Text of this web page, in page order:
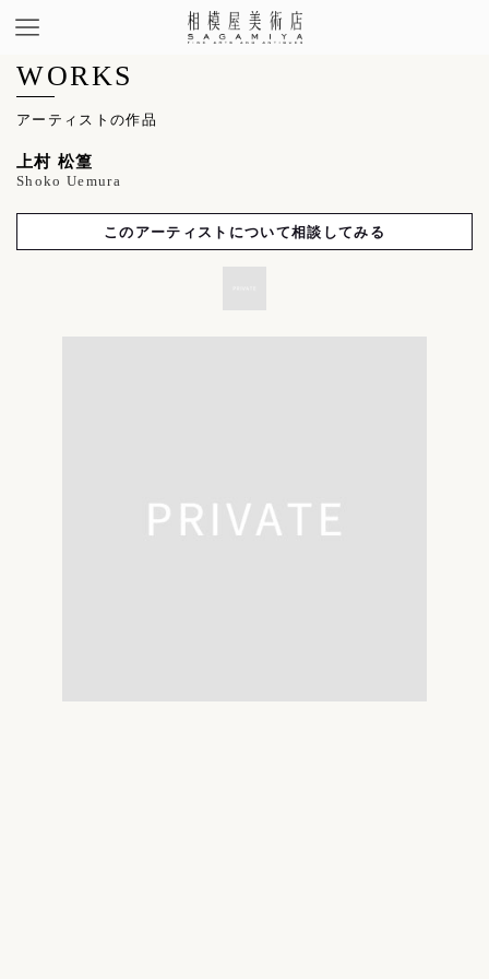
WORKS
アーティストの作品
上村 松篁
Shoko Uemura
このアーティストについて相談してみる